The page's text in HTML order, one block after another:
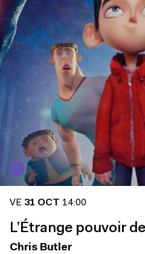
VE 31 OCT 14:00
L’Étrange pouvoir
Chris Butler